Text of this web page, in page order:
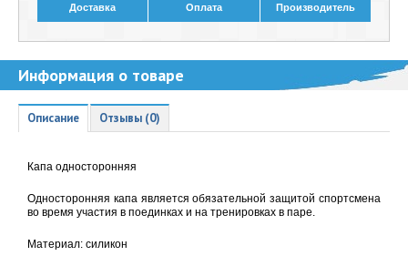
Доставка Оплата Производитель
Информация о товаре
Описание Отзывы (0)
Капа односторонняя
Односторонняя капа является обязательной защитой спортсмена
во время участия в поединках и на тренировках в паре.
Материал: силикон